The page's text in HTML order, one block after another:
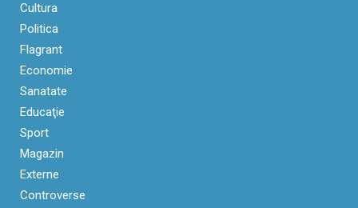
Cultura
Politica
Flagrant
Economie
Sanatate
Educaţie
Sport
Magazin
Externe
Controverse